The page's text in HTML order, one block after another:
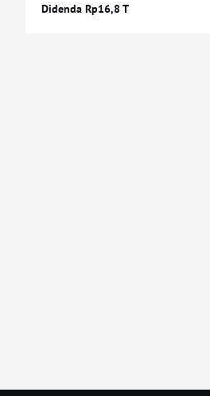
Didenda Rp16,8 T